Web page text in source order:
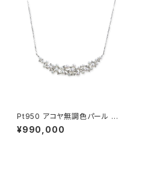
Pt950 アコヤ無調色パール ダ
イヤモンド ペンダントネックレス
¥990,000